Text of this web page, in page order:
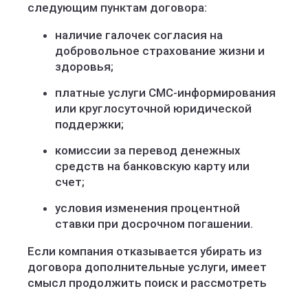
следующим пунктам договора:
наличие галочек согласия на
добровольное страхование жизни и
здоровья;
платные услуги СМС-информирования
или круглосуточной юридической
поддержки;
комиссии за перевод денежных
средств на банковскую карту или
счет;
условия изменения процентной
ставки при досрочном погашении.
Если компания отказывается убирать из
договора дополнительные услуги, имеет
смысл продолжить поиск и рассмотреть